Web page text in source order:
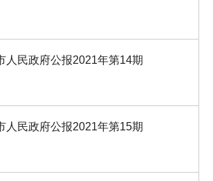
人民政府公报2021年第14期
人民政府公报2021年第15期